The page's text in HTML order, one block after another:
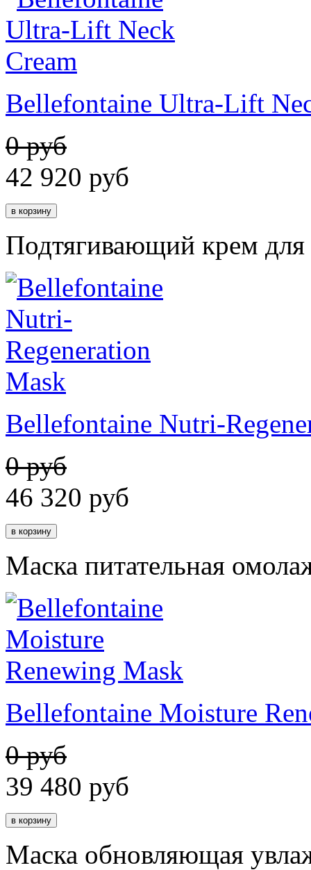
Bellefontaine Ultra-Lift
0 руб
42 920 руб
Подтягивающий крем
Bellefontaine Nutri-
0 руб
46 320 руб
Маска питательная
Bellefontaine Moisture
0 руб
39 480 руб
Маска обновляющая